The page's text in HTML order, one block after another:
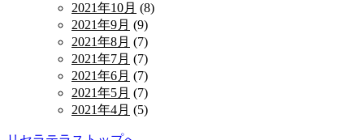
2021年10月 (8)
2021年9月 (9)
2021年8月 (7)
2021年7月 (7)
2021年6月 (7)
2021年5月 (7)
2021年4月 (5)